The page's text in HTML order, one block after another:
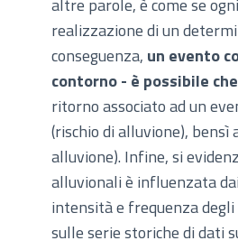
altre parole, è come se
realizzazione di un
conseguenza, un evento
contorno - è possibile
ritorno associato ad un
(rischio di alluvione),
alluvione). Infine, si
alluvionali è influenzata dai
intensità e frequenza
sulle serie storiche di dati